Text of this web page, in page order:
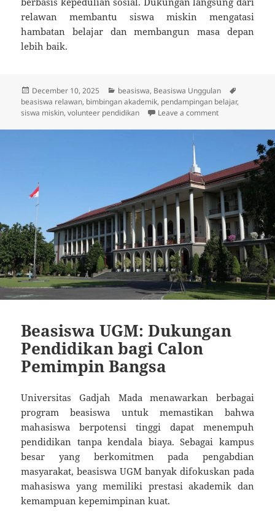
relawan membantu siswa miskin mengatasi
hambatan belajar dan membangun masa depan
lebih baik.
Posted
on
December 10, 2025 Categories
beasiswa, Beasiswa Unggulan
beasiswa relawan, bimbingan akademik, pendampingan belajar,
siswa miskin,volunteer pendidikan Leave a commenton Beasiswa
Beasiswa UGM: Dukungan
Pendidikan bagi Calon
Pemimpin Bangsa
Universitas Gadjah Mada menawarkan berbagai
program beasiswa untuk memastikan bahwa
mahasiswa berpotensi tinggi dapat menempuh
pendidikan tanpa kendala biaya. Sebagai kampus
besar yang berkomitmen pada pengabdian
masyarakat, beasiswa UGM banyak difokuskan pada
mahasiswa yang memiliki prestasi akademik dan
kemampuan kepemimpinan kuat.